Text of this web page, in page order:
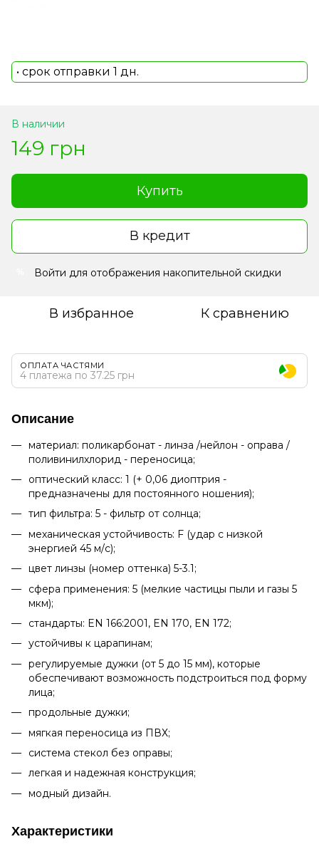
• срок отправки 1 дн.
В наличии
149 грн
Купить
В кредит
Войти для отображения накопительной скидки
В избранное К сравнению
ОПЛАТА ЧАСТЯМИ
4 платежа по 37.25 грн
Описание
материал: поликарбонат - линза /нейлон - оправа /
поливинилхлорид - переносица;
оптический класс: 1 (+ 0,06 диоптрия -
предназначены для постоянного ношения);
тип фильтра: 5 - фильтр от солнца;
механическая устойчивость: F (удар с низкой
энергией 45 м/с);
цвет линзы (номер оттенка) 5-3.1;
сфера применения: 5 (мелкие частицы пыли и газы 5
мкм);
стандарты: EN 166:2001, EN 170, EN 172;
устойчивы к царапинам;
регулируемые дужки (от 5 до 15 мм), которые
обеспечивают возможность подстроиться под форму
лица;
продольные дужки;
мягкая переносица из ПВХ;
система стекол без оправы;
легкая и надежная конструкция;
модный дизайн.
Характеристики